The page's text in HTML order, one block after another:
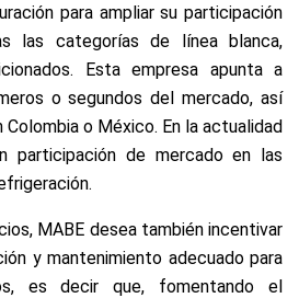
para ampliar su participación
las categorías de línea blanca,
Esta empresa apunta a
o segundos del mercado, así
o México. En la actualidad
participación de mercado en las
MABE desea también incentivar
y mantenimiento adecuado para
es decir que, fomentando el